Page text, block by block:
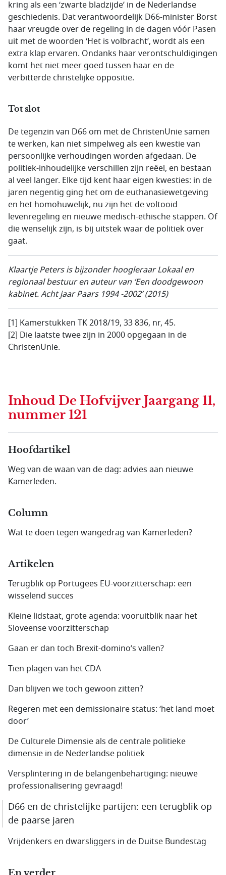
kring als een ‘zwarte bladzijde’ in de Nederlandse
geschiedenis. Dat verantwoordelijk D66-minister Borst
haar vreugde over de regeling in de dagen vóór Pasen
uit met de woorden ‘Het is volbracht’, wordt als een
extra klap ervaren. Ondanks haar verontschuldigingen
komt het niet meer goed tussen haar en de
verbitterde christelijke oppositie.
Tot slot
De tegenzin van D66 om met de ChristenUnie samen
te werken, kan niet simpelweg als een kwestie van
persoonlijke verhoudingen worden afgedaan. De
politiek-inhoudelijke verschillen zijn reëel, en bestaan
al veel langer. Elke tijd kent haar eigen kwesties: in de
jaren negentig ging het om de euthanasiewetgeving
en het homohuwelijk, nu zijn het de voltooid
levenregeling en nieuwe medisch-ethische stappen. Of
die wenselijk zijn, is bij uitstek waar de politiek over
gaat.
Klaartje Peters is bijzonder hoogleraar Lokaal en
regionaal bestuur en auteur van ‘Een doodgewoon
kabinet. Acht jaar Paars 1994 -2002’ (2015)
[1] Kamerstukken TK 2018/19, 33 836, nr, 45.
[2] Die laatste twee zijn in 2000 opgegaan in de
ChristenUnie.
Inhoud De Hofvijver Jaargang 11,
nummer 121
Hoofdartikel
Weg van de waan van de dag: advies aan nieuwe
Kamerleden.
Column
Wat te doen tegen wangedrag van Kamerleden?
Artikelen
Terugblik op Portugees EU-voorzitterschap: een
wisselend succes
Kleine lidstaat, grote agenda: vooruitblik naar het
Sloveense voorzitterschap
Gaan er dan toch Brexit-domino’s vallen?
Tien plagen van het CDA
Dan blijven we toch gewoon zitten?
Regeren met een demissionaire status: ‘het land moet
door’
De Culturele Dimensie als de centrale politieke
dimensie in de Nederlandse politiek
Versplintering in de belangenbehartiging: nieuwe
professionalisering gevraagd!
D66 en de christelijke partijen: een terugblik op
de paarse jaren
Vrijdenkers en dwarsliggers in de Duitse Bundestag